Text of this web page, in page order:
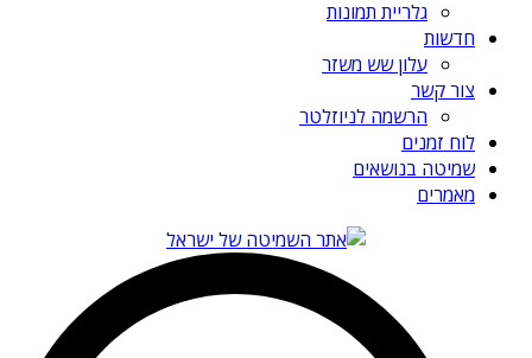
גלריית תמונות
חדשות
עלון שש משזר
צור קשר
הרשמה לניוזלטר
לוח זמנים
שמיטה בנושאים
מאמרים